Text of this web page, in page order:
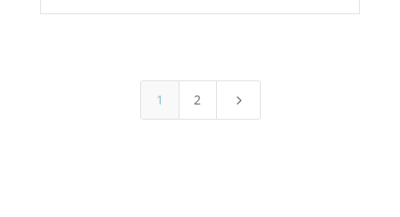
1 2 5